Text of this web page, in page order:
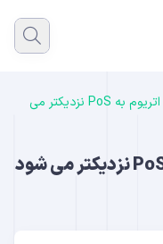
با فعال شدن Goerli، اتریوم به PoS نزدیکتر می